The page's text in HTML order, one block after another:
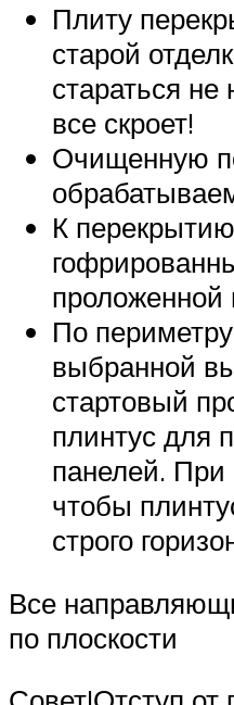
Плиту
старой
стараться
все скроет!
Очищенную
К
проложенной
По
выбранной
стартовый
плинтус для
панелей.
чтобы
строго
Все
по плоскости